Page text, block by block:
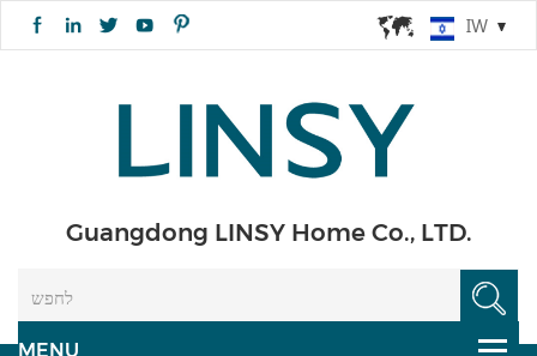
IW
Guangdong LINSY Home Co., LTD.